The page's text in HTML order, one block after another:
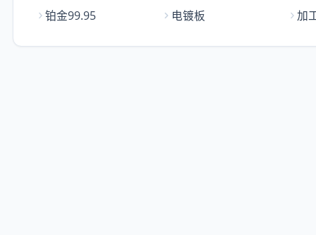
铂金99.95 电镀板 加